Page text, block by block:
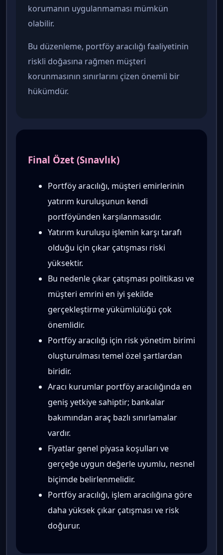
korumanın uygulanmaması mümkün
olabilir.
Bu düzenleme, portföy aracılığı faaliyetinin
riskli doğasına rağmen müşteri
korunmasının sınırlarını çizen önemli bir
hükümdür.
Final Özet (Sınavlık)
Portföy aracılığı, müşteri emirlerinin
yatırım kuruluşunun kendi
portföyünden karşılanmasıdır.
Yatırım kuruluşu işlemin karşı tarafı
olduğu için çıkar çatışması riski
yüksektir.
Bu nedenle çıkar çatışması politikası ve
müşteri emrini en iyi şekilde
gerçekleştirme yükümlülüğü çok
önemlidir.
Portföy aracılığı için risk yönetim birimi
oluşturulması temel özel şartlardan
biridir.
Aracı kurumlar portföy aracılığında en
geniş yetkiye sahiptir; bankalar
bakımından araç bazlı sınırlamalar
vardır.
Fiyatlar genel piyasa koşulları ve
gerçeğe uygun değerle uyumlu, nesnel
biçimde belirlenmelidir.
Portföy aracılığı, işlem aracılığına göre
daha yüksek çıkar çatışması ve risk
doğurur.